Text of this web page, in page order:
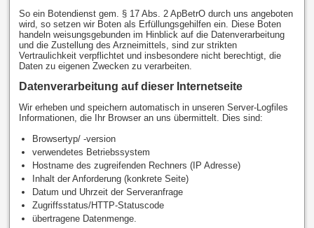
So ein Botendienst gem. § 17 Abs. 2 ApBetrO durch uns angeboten
wird, so setzen wir Boten als Erfüllungsgehilfen ein. Diese Boten
handeln weisungsgebunden im Hinblick auf die Datenverarbeitung
und die Zustellung des Arzneimittels, sind zur strikten
Vertraulichkeit verpflichtet und insbesondere nicht berechtigt, die
Daten zu eigenen Zwecken zu verarbeiten.
Datenverarbeitung auf dieser Internetseite
Wir erheben und speichern automatisch in unseren Server-Logfiles
Informationen, die Ihr Browser an uns übermittelt. Dies sind:
Browsertyp/ -version
verwendetes Betriebssystem
Hostname des zugreifenden Rechners (IP Adresse)
Inhalt der Anforderung (konkrete Seite)
Datum und Uhrzeit der Serveranfrage
Zugriffsstatus/HTTP-Statuscode
übertragene Datenmenge.